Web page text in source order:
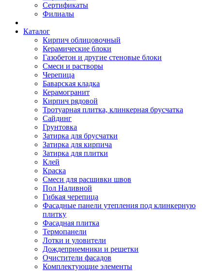
Сертификаты
Филиалы
Каталог
Кирпич облицовочный
Керамические блоки
Газобетон и другие стеновые блоки
Смеси и растворы
Черепица
Баварская кладка
Керамогранит
Кирпич рядовой
Тротуарная плитка, клинкерная брусчатка
Сайдинг
Грунтовка
Затирка для брусчатки
Затирка для кирпича
Затирка для плитки
Клей
Краска
Смеси для расшивки швов
Пол Наливной
Гибкая черепица
Фасадные панели утепления под клинкерную
плитку
Фасадная плитка
Термопанели
Лотки и уловители
Дождеприемники и решетки
Очистители фасадов
Комплектующие элементы